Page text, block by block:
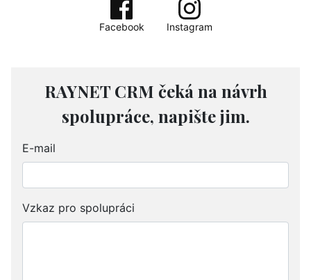
Facebook Instagram
RAYNET CRM čeká na návrh
spolupráce, napište jim.
E-mail
Vzkaz pro spolupráci